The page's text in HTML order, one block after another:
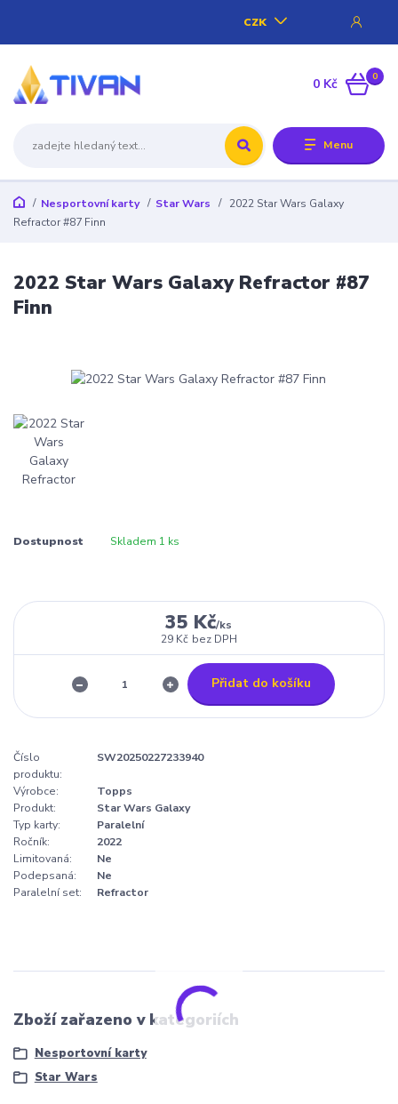
Menu
CZK
0
0 Kč
Nesportovní karty Star Wars
2022 Star Wars Galaxy
Refractor #87 Finn
2022 Star Wars Galaxy Refractor #87
Finn
Dostupnost Skladem 1 ks
35 Kč/ks
29 Kč bez DPH
Přidat do košíku
Číslo
produktu:
SW20250227233940
Výrobce:
Topps
Produkt:
Star Wars Galaxy
Typ karty:
Paralelní
Ročník:
2022
Limitovaná:
Ne
Podepsaná:
Ne
Paralelní set:
Refractor
Zboží zařazeno v kategoriích
Nesportovní karty
Star Wars